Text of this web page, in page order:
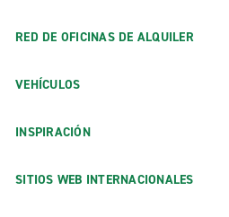
RED DE OFICINAS DE ALQUILER
VEHÍCULOS
INSPIRACIÓN
SITIOS WEB INTERNACIONALES